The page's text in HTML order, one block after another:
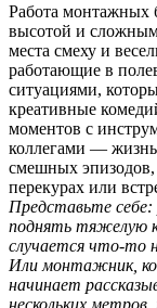
Работа монтажных
высотой и
места смеху и
работающие в
ситуациями,
креативные
моментов с
коллегами —
смешных
перекурах или
Представьте
поднять тяжелую
случается что-то
Или монтажник,
начинает
нескольких метров,